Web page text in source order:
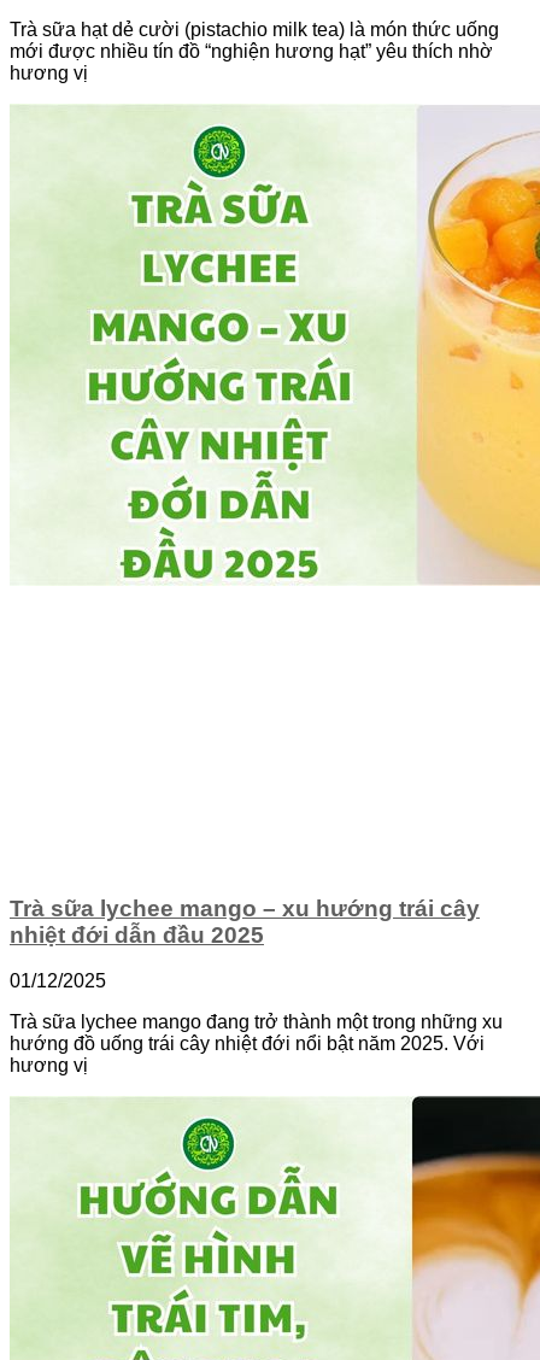
Trà sữa hạt dẻ cười (pistachio milk tea) là món thức uống
mới được nhiều tín đồ “nghiện hương hạt” yêu thích nhờ
hương vị
Trà sữa lychee mango – xu hướng trái cây
nhiệt đới dẫn đầu 2025
01/12/2025
Trà sữa lychee mango đang trở thành một trong những xu
hướng đồ uống trái cây nhiệt đới nổi bật năm 2025. Với
hương vị